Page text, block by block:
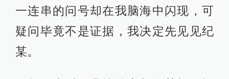
一连串的问号却在我脑海中闪现，可
疑问毕竟不是证据，我决定先见见纪
某。